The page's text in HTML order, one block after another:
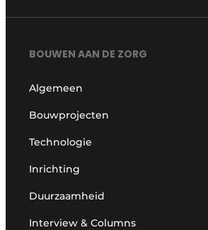
BOUWEN AAN DE ZORG
Algemeen
Bouwprojecten
Technologie
Inrichting
Duurzaamheid
Interview & Columns